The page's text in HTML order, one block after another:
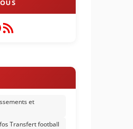
Flux RSS
et
Transfert football